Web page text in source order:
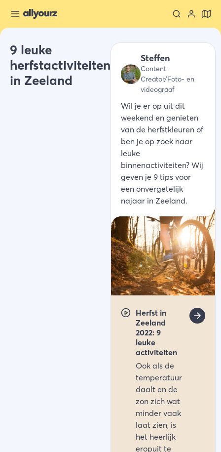
9 leuke
herfstactiviteiten
in Zeeland
Steffen
Content
Creator/Foto- en
videograaf
Wil je er op uit dit
weekend en genieten
van de herfstkleuren of
ben je op zoek naar
leuke
binnenactiviteiten? Wij
geven je 9 tips voor
een onvergetelijk
najaar in Zeeland.
Herfst in
Zeeland
2022: 9
leuke
activiteiten
Ook als de
temperatuur
daalt en de
zon zich wat
minder vaak
laat zien, is
het heerlijk
eropuit te